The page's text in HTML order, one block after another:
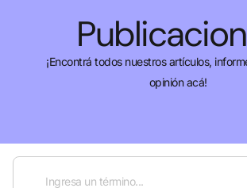
¡Encontrá todos nuestros artículos,
opinión acá!